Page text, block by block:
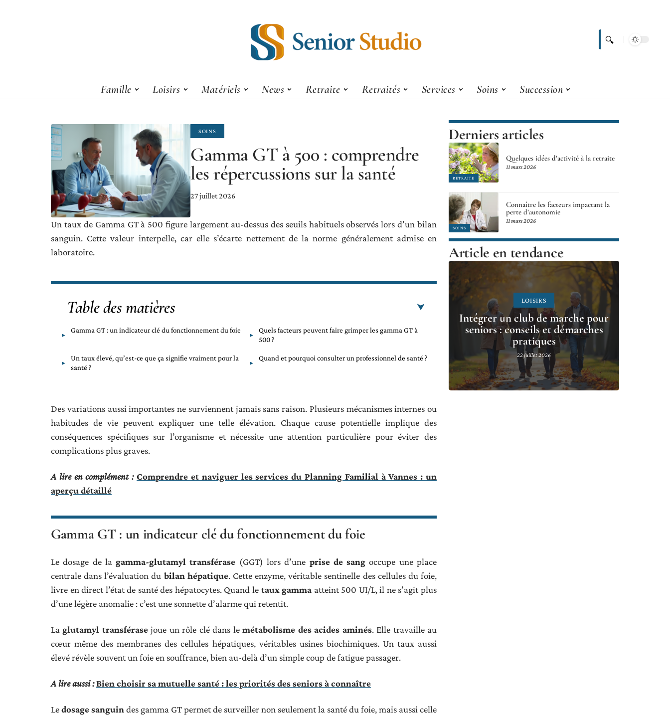
Famille Loisirs Matériels News Retraite Retraités Services Soins Succession
SOINS
Gamma GT à 500 : comprendre
les répercussions sur la santé
27 juillet 2026
Un taux de Gamma GT à 500 figure largement au-dessus des seuils habituels observés lors d’un bilan
sanguin. Cette valeur interpelle, car elle s’écarte nettement de la norme généralement admise en
laboratoire.
Table des matières
Gamma GT : un indicateur clé du fonctionnement du foie
Quels facteurs peuvent faire grimper les gamma GT à
500 ?
Un taux élevé, qu’est-ce que ça signifie vraiment pour la
santé ?
Quand et pourquoi consulter un professionnel de santé ?
Des variations aussi importantes ne surviennent jamais sans raison. Plusieurs mécanismes internes ou
habitudes de vie peuvent expliquer une telle élévation. Chaque cause potentielle implique des
conséquences spécifiques sur l’organisme et nécessite une attention particulière pour éviter des
complications plus graves.
A lire en complément : Comprendre et naviguer les services du Planning Familial à Vannes : un
aperçu détaillé
Gamma GT : un indicateur clé du fonctionnement du foie
Le dosage de lagamma-glutamyl transférase (GGT) lors d’une prise de sang occupe une place
centrale dans l’évaluation du bilan hépatique. Cette enzyme, véritable sentinelle des cellules du foie,
livre en direct l’état de santé des hépatocytes. Quand le taux gamma atteint 500 UI/L, il ne s’agit plus
d’une légère anomalie : c’est une sonnette d’alarme qui retentit.
Laglutamyl transférasejoue un rôle clé dans lemétabolisme des acides aminés. Elle travaille au
cœur même des membranes des cellules hépatiques, véritables usines biochimiques. Un taux aussi
élevé révèle souvent un foie en souffrance, bien au-delà d’un simple coup de fatigue passager.
A lire aussi :Bien choisir sa mutuelle santé : les priorités des seniors à connaître
Ledosage sanguin des gamma GT permet de surveiller non seulement la santé du foie, mais aussi celle
Derniers articles
RETRAITE
Quelques idées d’activité à la retraite
11 mars 2026
SOINS
Connaître les facteurs impactant la
perte d’autonomie
11 mars 2026
Article en tendance
LOISIRS
Intégrer un club de marche pour
seniors : conseils et démarches
pratiques
22 juillet 2026